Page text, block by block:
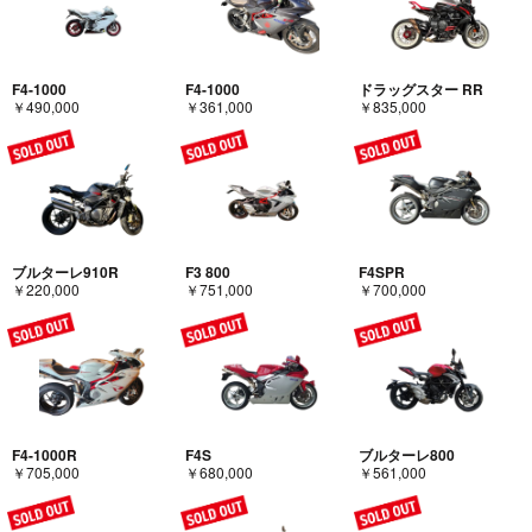
F4-1000
￥490,000
F4-1000
￥361,000
ドラッグスター RR
￥835,000
ブルターレ910R
￥220,000
F3 800
￥751,000
F4SPR
￥700,000
F4-1000R
￥705,000
F4S
￥680,000
ブルターレ800
￥561,000